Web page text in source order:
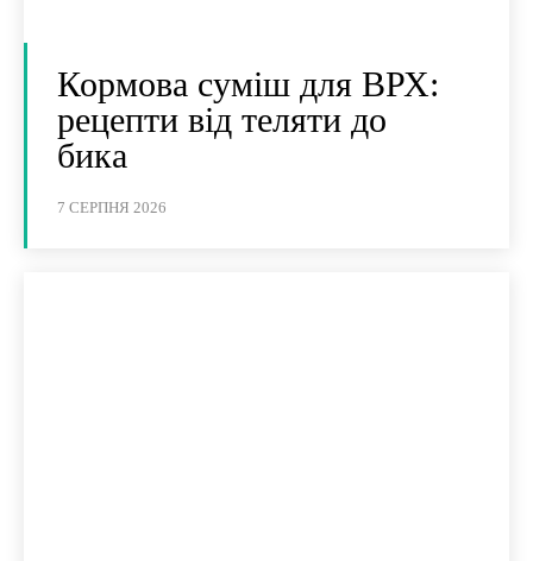
Кормова суміш для ВРХ:
рецепти від теляти до
бика
7 СЕРПНЯ 2026